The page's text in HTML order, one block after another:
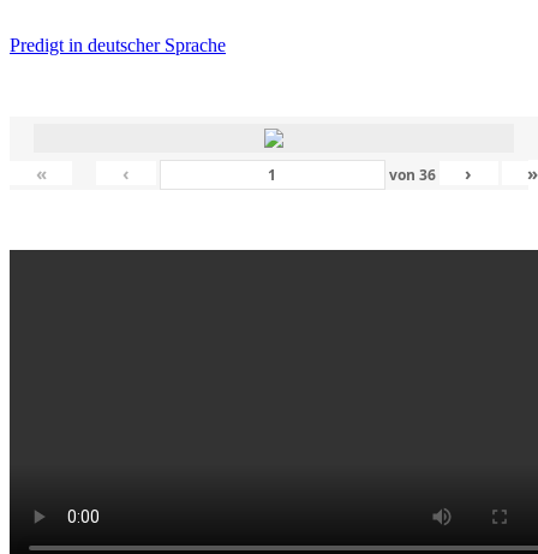
Predigt in deutscher Sprache
« ‹ von 36 › »